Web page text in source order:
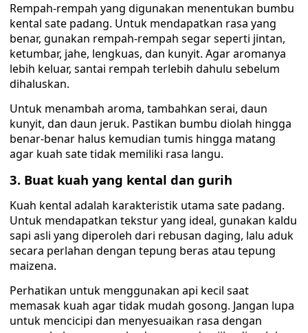
Rempah-rempah yang digunakan menentukan bumbu
kental sate padang. Untuk mendapatkan rasa yang
benar, gunakan rempah-rempah segar seperti jintan,
ketumbar, jahe, lengkuas, dan kunyit. Agar aromanya
lebih keluar, santai rempah terlebih dahulu sebelum
dihaluskan.
Untuk menambah aroma, tambahkan serai, daun
kunyit, dan daun jeruk. Pastikan bumbu diolah hingga
benar-benar halus kemudian tumis hingga matang
agar kuah sate tidak memiliki rasa langu.
3. Buat kuah yang kental dan gurih
Kuah kental adalah karakteristik utama sate padang.
Untuk mendapatkan tekstur yang ideal, gunakan kaldu
sapi asli yang diperoleh dari rebusan daging, lalu aduk
secara perlahan dengan tepung beras atau tepung
maizena.
Perhatikan untuk menggunakan api kecil saat
memasak kuah agar tidak mudah gosong. Jangan lupa
untuk mencicipi dan menyesuaikan rasa dengan